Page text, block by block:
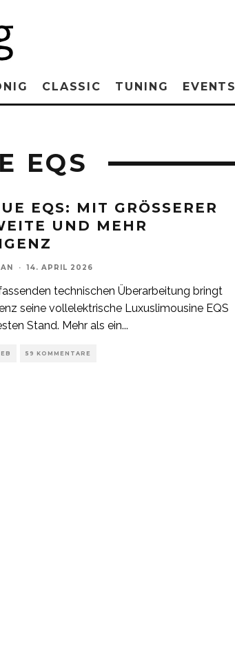
CLASSIC TUNING EVENTS
EQS
EQS: MIT GRÖSSERER R
UND MEHR I
· 14. APRIL 2026
technischen Überarbeitung bringt
seine vollelektrische Luxuslimousine EQS
Stand. Mehr als ein...
59 KOMMENTARE